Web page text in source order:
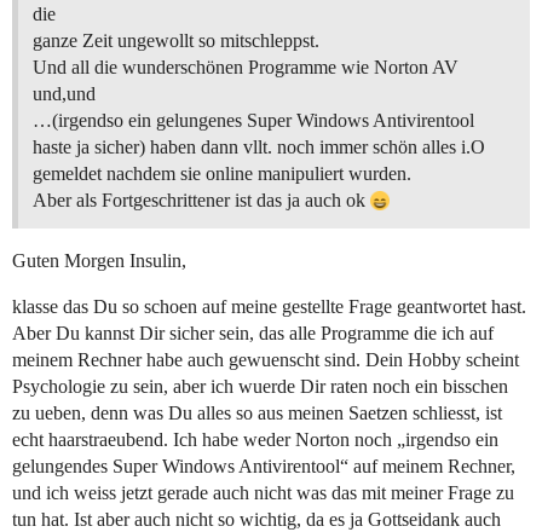
die
ganze Zeit ungewollt so mitschleppst.
Und all die wunderschönen Programme wie Norton AV
und,und
…(irgendso ein gelungenes Super Windows Antivirentool
haste ja sicher) haben dann vllt. noch immer schön alles i.O
gemeldet nachdem sie online manipuliert wurden.
Aber als Fortgeschrittener ist das ja auch ok
Guten Morgen Insulin,
klasse das Du so schoen auf meine gestellte Frage geantwortet hast.
Aber Du kannst Dir sicher sein, das alle Programme die ich auf
meinem Rechner habe auch gewuenscht sind. Dein Hobby scheint
Psychologie zu sein, aber ich wuerde Dir raten noch ein bisschen
zu ueben, denn was Du alles so aus meinen Saetzen schliesst, ist
echt haarstraeubend. Ich habe weder Norton noch „irgendso ein
gelungendes Super Windows Antivirentool“ auf meinem Rechner,
und ich weiss jetzt gerade auch nicht was das mit meiner Frage zu
tun hat. Ist aber auch nicht so wichtig, da es ja Gottseidank auch